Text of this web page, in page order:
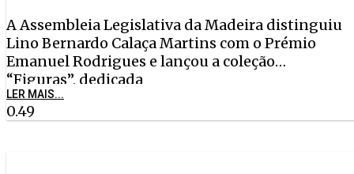
A Assembleia Legislativa da Madeira distinguiu
Lino Bernardo Calaça Martins com o Prémio
Emanuel Rodrigues e lançou a coleção
“Figuras”, dedicada
LER MAIS...